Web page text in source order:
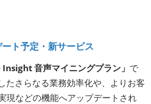
ト予定・新サービス
Insight 音声マイニングプラン」 で
たさらなる業務効率化や、よりお客
現などの機能へアップデートされ